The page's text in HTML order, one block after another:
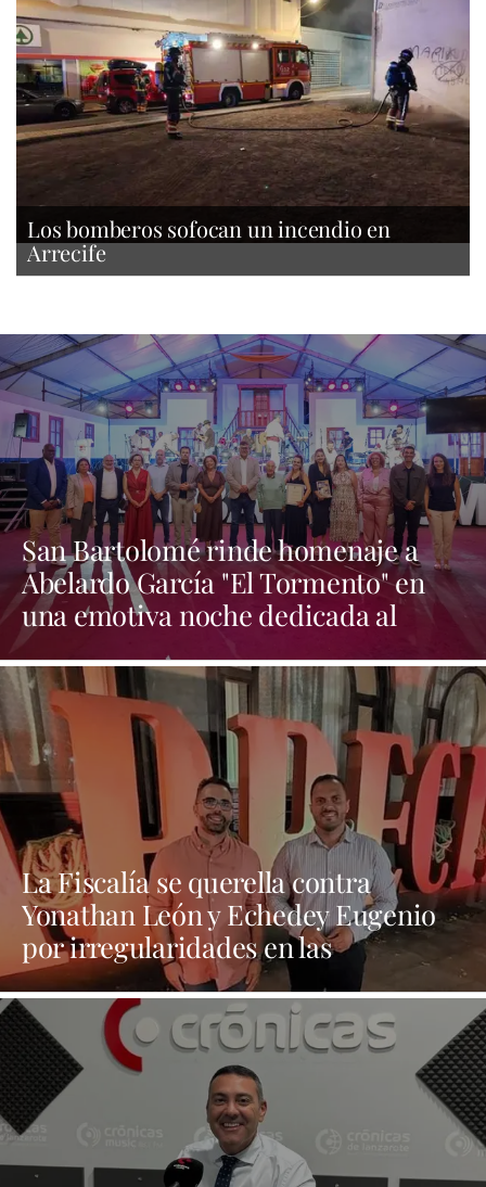
Los bomberos sofocan un incendio en
Arrecife
San Bartolomé rinde homenaje a
Abelardo García "El Tormento" en
una emotiva noche dedicada al
folclore canario
La Fiscalía se querella contra
Yonathan León y Echedey Eugenio
por irregularidades en las
contrataciones de las fiestas